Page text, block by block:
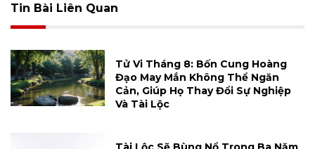
Tin Bài Liên Quan
Tử Vi Tháng 8: Bốn Cung Hoàng
Đạo May Mắn Không Thể Ngăn
Cản, Giúp Họ Thay Đổi Sự Nghiệp
Và Tài Lộc